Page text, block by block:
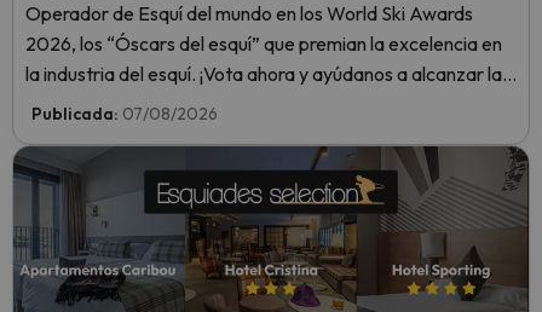
Operador de Esquí del mundo en los World Ski Awards
2026, los “Óscars del esquí” que premian la excelencia en
la industria del esquí. ¡Vota ahora y ayúdanos a alcanzar la
cima!
Publicada: 07/08/2026